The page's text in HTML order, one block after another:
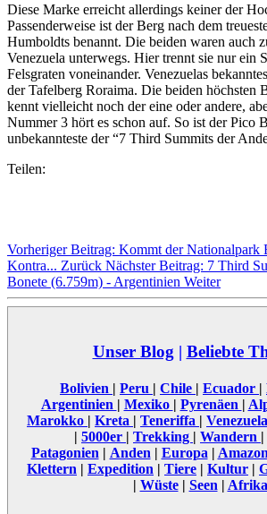
Diese Marke erreicht allerdings keiner der
Passenderweise ist der Berg nach dem
Humboldts benannt. Die beiden waren auch
Venezuela unterwegs. Hier trennt sie nur ein
Felsgraten voneinander. Venezuelas
der Tafelberg Roraima. Die beiden höchsten
kennt vielleicht noch der eine oder andere,
Nummer 3 hört es schon auf. So ist der Pico
unbekannteste der “7 Third Summits der
Teilen:
Vorheriger Beitrag: Kommt der Nationalpark
Kontra... Zurück Nächster Beitrag: 7 Third
Bonete (6.759m) - Argentinien Weiter
Unser Blog | Beliebte
Bolivien | Peru | Chile | Ecuador |
Argentinien | Mexiko | Pyrenäen |
Marokko | Kreta | Teneriffa | Venezuela
| 5000er | Trekking | Wandern |
Patagonien | Anden | Europa |
Klettern | Expedition | Tiere | Kultur |
| Wüste| Seen | Afrika